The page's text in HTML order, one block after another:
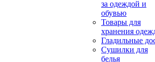
за одеждой и
обувью
Товары для
хранения
Гладильные
Сушилки для
белья